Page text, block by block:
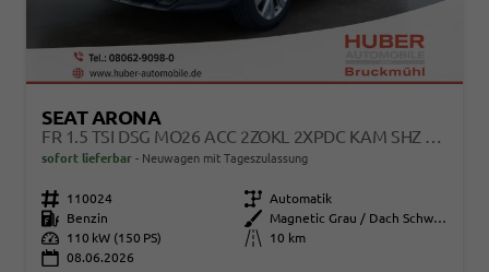
SEAT ARONA
FR 1.5 TSI DSG MO26 ACC 2ZOKL 2XPDC KAM SHZ FULL LINK
sofort lieferbar Neuwagen mit Tageszulassung
Fahrzeugnr. 110024 Getriebe Automatik
Kraftstoff
Benzin Außenfarbe
Magnetic Grau / Dach Schwarz
Leistung
110 kW (150 PS) Kilometerstand
10 km
08.06.2026